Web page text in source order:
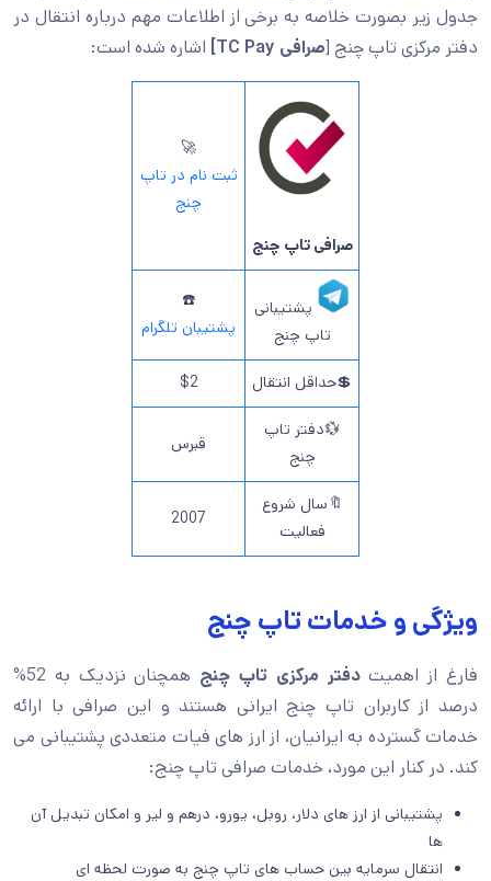
جدول زیر بصورت خلاصه به برخی از اطلاعات مهم درباره انتقال در
دفتر مرکزی تاپ چنج [صرافی TC Pay] اشاره شده است:
صرافی تاپ چنج
🚀
ثبت نام در تاپ
چنج
پشتیبانی
تاپ چنج
☎️
پشتیبان تلگرام
💲حداقل انتقال $2
💱دفتر تاپ
چنج
قبرس
🔖سال شروع
فعالیت
2007
ویژگی و خدمات تاپ چنج
فارغ از اهمیتدفتر مرکزی تاپ چنج
همچنان نزدیک به 52%
درصد از کاربران تاپ چنج ایرانی هستند و این صرافی با ارائه
خدمات گسترده به ایرانیان، از ارز های فیات متعددی پشتیبانی می
کند. در کنار این مورد، خدمات صرافی تاپ چنج:
پشتیبانی از ارز های دلار، روبل، یورو، درهم و لیر و امکان تبدیل آن
ها
انتقال سرمایه بین حساب های تاپ چنج به صورت لحظه ای